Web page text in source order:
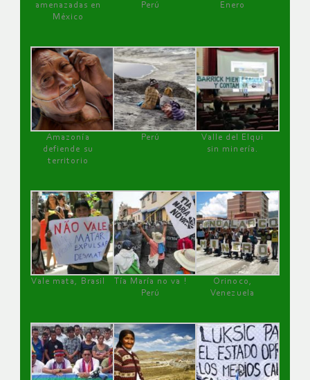
amenazadas en
México
Perú
Enero
Amazonía
defiende su
territorio
Perú
Valle del Elqui
sin minería.
Vale mata, Brasil
Tía María no va !
Perú
Orinoco,
Venezuela